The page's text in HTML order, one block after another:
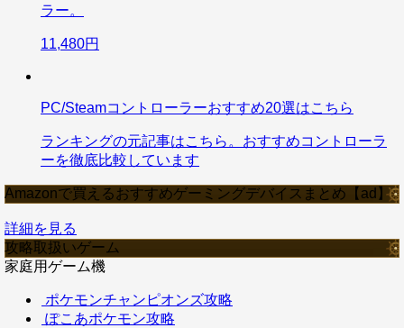
ラー。
11,480円
PC/Steamコントローラーおすすめ20選はこちら
ランキングの元記事はこちら。おすすめコントローラ
ーを徹底比較しています
Amazonで買えるおすすめゲーミングデバイスまとめ【ad】
詳細を見る
攻略取扱いゲーム
家庭用ゲーム機
ポケモンチャンピオンズ攻略
ぽこあポケモン攻略